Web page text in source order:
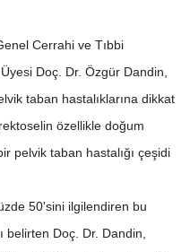
Cerrahi ve Tıbbi
Doç. Dr. Özgür Dandin,
taban hastalıklarına dikkat
özellikle doğum
pelvik taban hastalığı çeşidi
50'sini ilgilendiren bu
belirten Doç. Dr. Dandin,